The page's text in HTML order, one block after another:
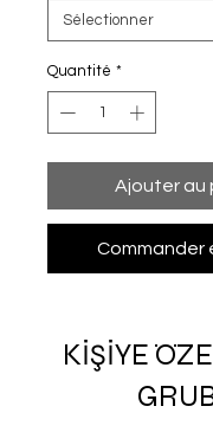
Quantité *
Ajouter au
Commander
KİŞİYE